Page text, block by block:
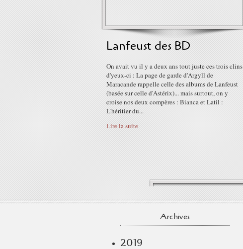
Lanfeust des BD
On avait vu il y a deux ans tout juste ces trois clins
d'yeux-ci : La page de garde d'Argyll de
Maracande rappelle celle des albums de Lanfeust
(basée sur celle d'Astérix)... mais surtout, on y
croise nos deux compères : Bianca et Latil :
L'héritier du...
Lire la suite
Archives
2019